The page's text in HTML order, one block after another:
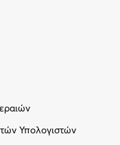
Υπολογιστών